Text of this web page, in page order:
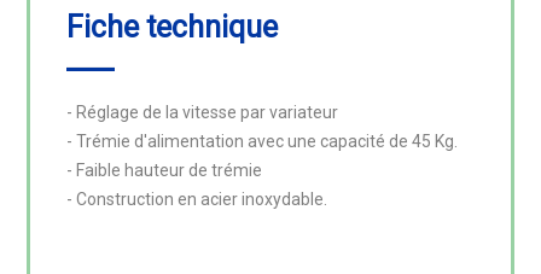
Fiche technique
- Réglage de la vitesse par variateur
- Trémie d'alimentation avec une capacité de 45 Kg.
- Faible hauteur de trémie
- Construction en acier inoxydable.